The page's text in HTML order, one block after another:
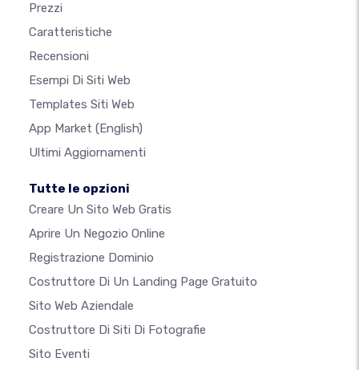
Prezzi
Caratteristiche
Recensioni
Esempi Di Siti Web
Templates Siti Web
App Market (English)
Ultimi Aggiornamenti
Tutte le opzioni
Creare Un Sito Web Gratis
Aprire Un Negozio Online
Registrazione Dominio
Costruttore Di Un Landing Page Gratuito
Sito Web Aziendale
Costruttore Di Siti Di Fotografie
Sito Eventi